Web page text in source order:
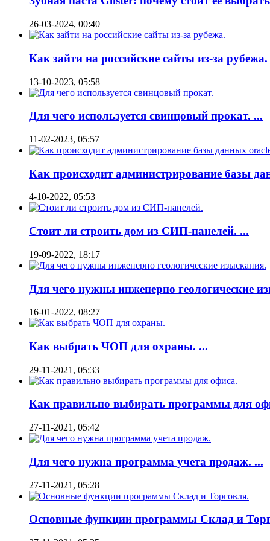
26-03-2024, 00:40
Как зайти на российские сайты из-за рубежа.
13-10-2023, 05:58
Для чего используется свинцовый прокат. ...
11-02-2023, 05:57
Как происходит администрирование базы
4-10-2022, 05:53
Стоит ли строить дом из СИП-панелей. ...
19-09-2022, 18:17
Для чего нужны инженерно геологические
16-01-2022, 08:27
Как выбрать ЧОП для охраны. ...
29-11-2021, 05:33
Как правильно выбирать программы для
27-11-2021, 05:42
Для чего нужна программа учета продаж. ...
27-11-2021, 05:28
Основные функции программы Склад и